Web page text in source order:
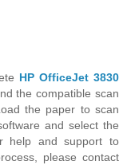
HP OfficeJet 3830
the compatible scan
the paper to scan
and select the
help and support to
please contact